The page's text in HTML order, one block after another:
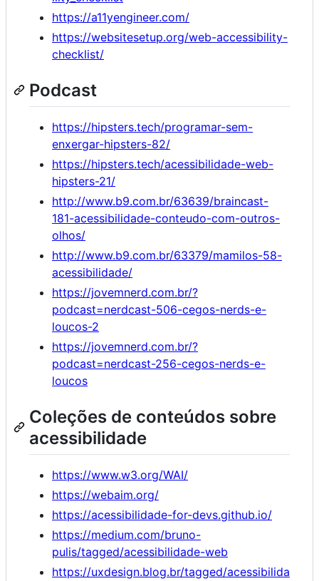
https://a11yengineer.com/
https://websitesetup.org/web-accessibility-
checklist/
Podcast
https://hipsters.tech/programar-sem-
enxergar-hipsters-82/
https://hipsters.tech/acessibilidade-web-
hipsters-21/
http://www.b9.com.br/63639/braincast-
181-acessibilidade-conteudo-com-outros-
olhos/
http://www.b9.com.br/63379/mamilos-58-
acessibilidade/
https://jovemnerd.com.br/?
podcast=nerdcast-506-cegos-nerds-e-
loucos-2
https://jovemnerd.com.br/?
podcast=nerdcast-256-cegos-nerds-e-
loucos
Coleções de conteúdos sobre
acessibilidade
https://www.w3.org/WAI/
https://webaim.org/
https://acessibilidade-for-devs.github.io/
https://medium.com/bruno-
pulis/tagged/acessibilidade-web
https://uxdesign.blog.br/tagged/acessibilida